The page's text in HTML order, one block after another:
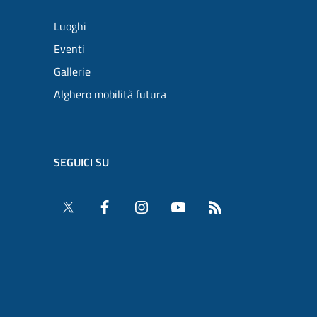
Luoghi
Eventi
Gallerie
Alghero mobilità futura
SEGUICI SU
Twitter Facebook InstagramYouTube